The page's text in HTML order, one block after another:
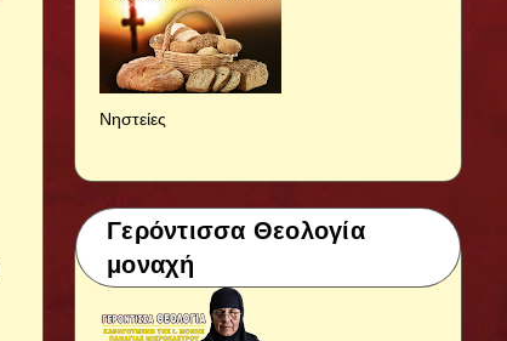
Νηστείες
Γερόντισσα Θεολογία
μοναχή